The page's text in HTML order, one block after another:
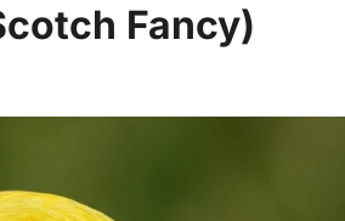
Fancy)